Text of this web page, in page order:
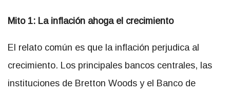
Mito 1: La inflación ahoga el crecimiento
El relato común es que la inflación perjudica al
crecimiento. Los principales bancos centrales, las
instituciones de Bretton Woods y el Banco de